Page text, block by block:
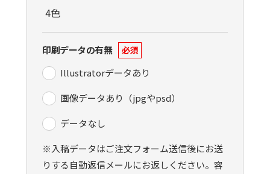
印刷データの有無 必須
Illustratorデータあり
画像データあり（jpgやpsd）
データなし
※入稿データはご注文フォーム送信後にお送
りする自動返信メールにお返しください。容